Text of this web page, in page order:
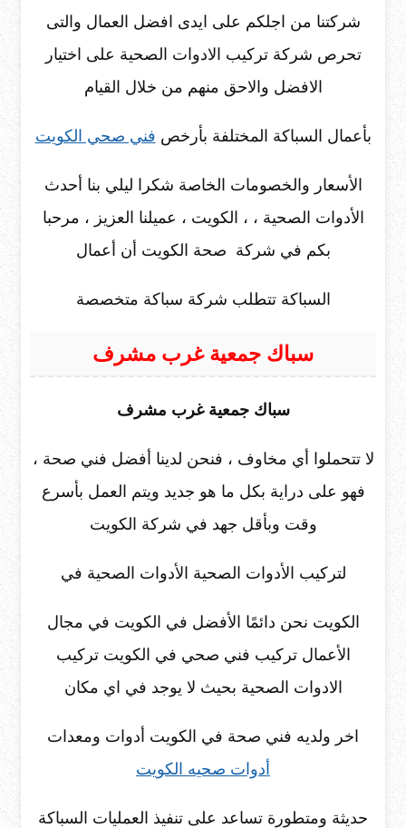
شركتنا من اجلكم على ايدى افضل العمال والتى
تحرص شركة تركيب الادوات الصحية على اختيار
الافضل والاحق منهم من خلال القيام
بأعمال السباكة المختلفة بأرخص فني صحي الكويت
الأسعار والخصومات الخاصة شكرا ليلي بنا أحدث
الأدوات الصحية ، ، الكويت ، عميلنا العزيز ، مرحبا
بكم في شركة صحة الكويت أن أعمال
السباكة تتطلب شركة سباكة متخصصة
سباك جمعية غرب مشرف
سباك جمعية غرب مشرف
لا تتحملوا أي مخاوف ، فنحن لدينا أفضل فني صحة ،
فهو على دراية بكل ما هو جديد ويتم العمل بأسرع
وقت وبأقل جهد في شركة الكويت
لتركيب الأدوات الصحية الأدوات الصحية في
الكويت نحن دائمًا الأفضل في الكويت في مجال
الأعمال تركيب فني صحي في الكويت تركيب
الادوات الصحية بحيث لا يوجد في اي مكان
اخر ولديه فني صحة في الكويت أدوات ومعدات
أدوات صحيه الكويت
حديثة ومتطورة تساعد على تنفيذ العمليات السباكة